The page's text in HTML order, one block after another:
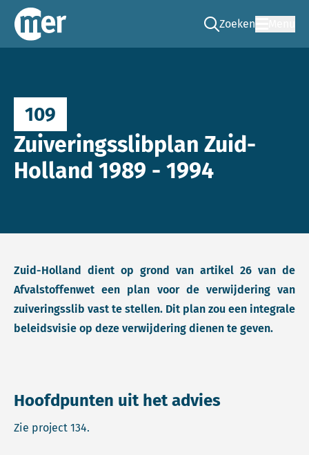
Commissie mer
Zoeken
Ga naar de zoek
109
Zuiveringsslibplan Zuid-
Holland 1989 - 1994
Zuid-Holland dient op grond van artikel 26 van de
Afvalstoffenwet een plan voor de verwijdering van
zuiveringsslib vast te stellen. Dit plan zou een integrale
beleidsvisie op deze verwijdering dienen te geven.
Hoofdpunten uit het advies
Zie project 134.